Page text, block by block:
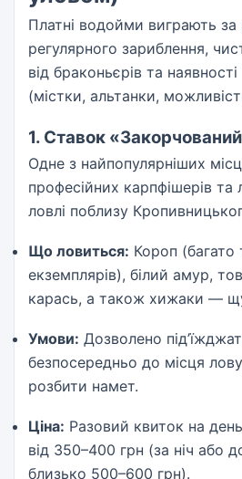
Платні водойми виграють за
регулярного зариблення,
від браконьєрів та
(містки, альтанки,
1. Ставок
Одне з найпопулярніших
професійних карпфішерів та
ловлі поблизу
Що ловиться: Короп (багато
екземплярів), білий амур,
карась, а також хижаки —
Умови: Дозволено
безпосередньо до місця
розбити намет.
Ціна: Разовий квиток на
від 350–400 грн (за ніч або
близько 500–600 грн).